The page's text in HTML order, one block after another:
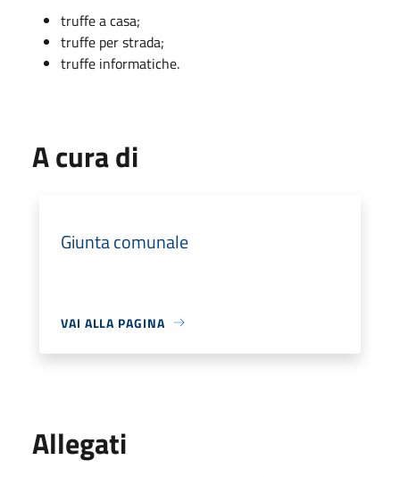
truffe a casa;
truffe per strada;
truffe informatiche.
A cura di
Giunta comunale
VAI ALLA PAGINA
Allegati